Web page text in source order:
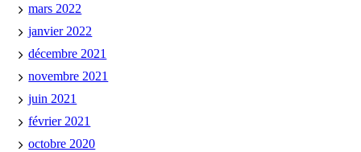
mars 2022
janvier 2022
décembre 2021
novembre 2021
juin 2021
février 2021
octobre 2020